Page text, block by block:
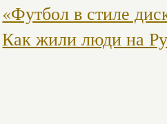
«Футбол в стиле
Как жили люди на